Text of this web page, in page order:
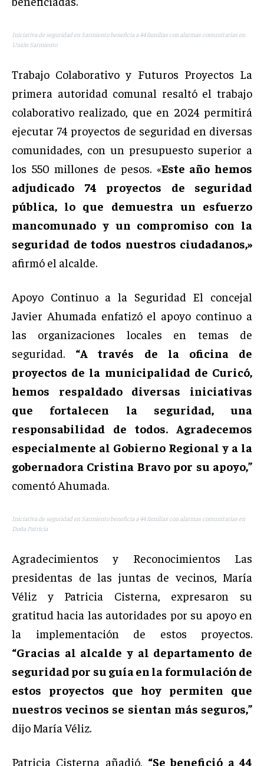
Iniciativa de seguridad en Sarmiento beneficia a 44 familias con alarmas comunitarias en
Unión Sarmiento
Trabajo Colaborativo y Futuros Proyectos La
primera autoridad comunal resaltó el trabajo
colaborativo realizado, que en 2024 permitirá
ejecutar 74 proyectos de seguridad en diversas
comunidades, con un presupuesto superior a
los 550 millones de pesos. «Este año hemos
adjudicado 74 proyectos de seguridad
pública, lo que demuestra un esfuerzo
mancomunado y un compromiso con la
seguridad de todos nuestros ciudadanos,»
afirmó el alcalde.
Apoyo Continuo a la Seguridad El concejal
Javier Ahumada enfatizó el apoyo continuo a
las organizaciones locales en temas de
seguridad. “A través de la oficina de
proyectos de la municipalidad de Curicó,
hemos respaldado diversas iniciativas
que fortalecen la seguridad, una
responsabilidad de todos. Agradecemos
especialmente al Gobierno Regional y a la
gobernadora Cristina Bravo por su apoyo,”
comentó Ahumada.
Iniciativa de seguridad en Sarmiento beneficia a 44 familias con alarmas comunitarias en
Doña Patricia
Agradecimientos y Reconocimientos Las
presidentas de las juntas de vecinos, María
Véliz y Patricia Cisterna, expresaron su
gratitud hacia las autoridades por su apoyo en
la implementación de estos proyectos.
“Gracias al alcalde y al departamento de
seguridad por su guía en la formulación de
estos proyectos que hoy permiten que
nuestros vecinos se sientan más seguros,”
dijo María Véliz.
Patricia Cisterna añadió, “Se benefició a 44